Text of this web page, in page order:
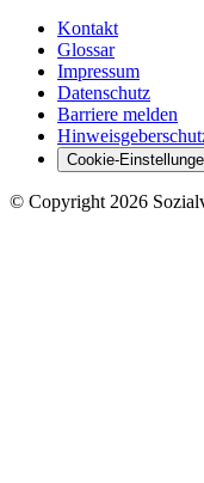
Kontakt
Glossar
Impressum
Datenschutz
Barriere melden
Cookie-
© Copyright 2026